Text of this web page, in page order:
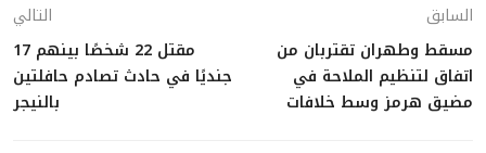
السابق
مسقط وطهران تقتربان من
اتفاق لتنظيم الملاحة في
مضيق هرمز وسط خلافات
التالي
مقتل 22 شخصًا بينهم 17
جنديًا في حادث تصادم حافلتين
بالنيجر